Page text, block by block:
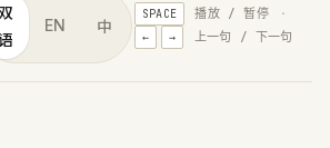
EN 中
SPACE 播放 / 暂停 ·
← → 上一句 / 下一句